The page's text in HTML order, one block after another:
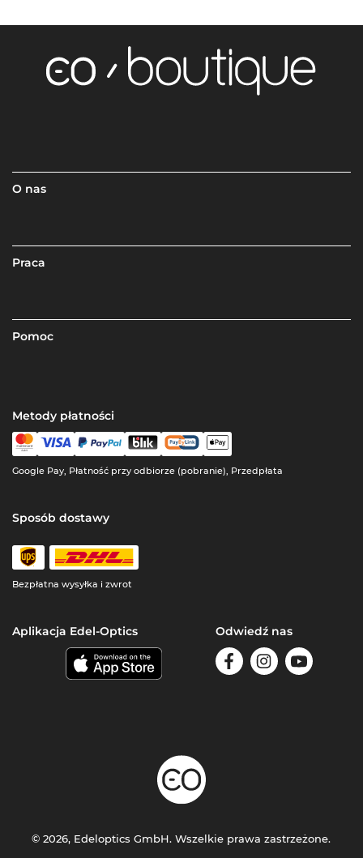
O nas
Praca
Pomoc
Metody płatności
Google Pay, Płatność przy odbiorze (pobranie), Przedpłata
Sposób dostawy
Bezpłatna wysyłka i zwrot
Aplikacja Edel-Optics Odwiedź nas
© 2026, Edeloptics GmbH. Wszelkie prawa zastrzeżone.